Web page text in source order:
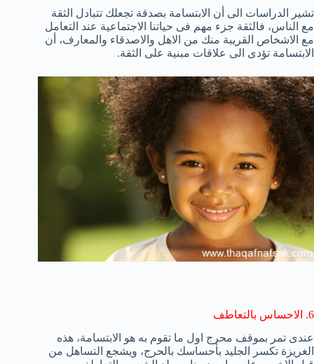
تشير الدراسات الى أن الابتسامة بصدقة تجعلك تتبادل الثقة
مع الناس، فالثقة جزء مهم فى حياتنا الاجتماعية عند التعامل
مع الاشخاص القريبة منك من الاهل والاصدقاء والمعارف، أن
الابتسامة تؤدى الى علاقات مبنية على الثقة.
6. الاحساس بالتعاطف
عندى تمر بموقف محرج اول ما تقوم به هو الابتسامة، هذه
الغريزة تكسر الجليد بأحساسك بالحرج، ويشجع التساهل من